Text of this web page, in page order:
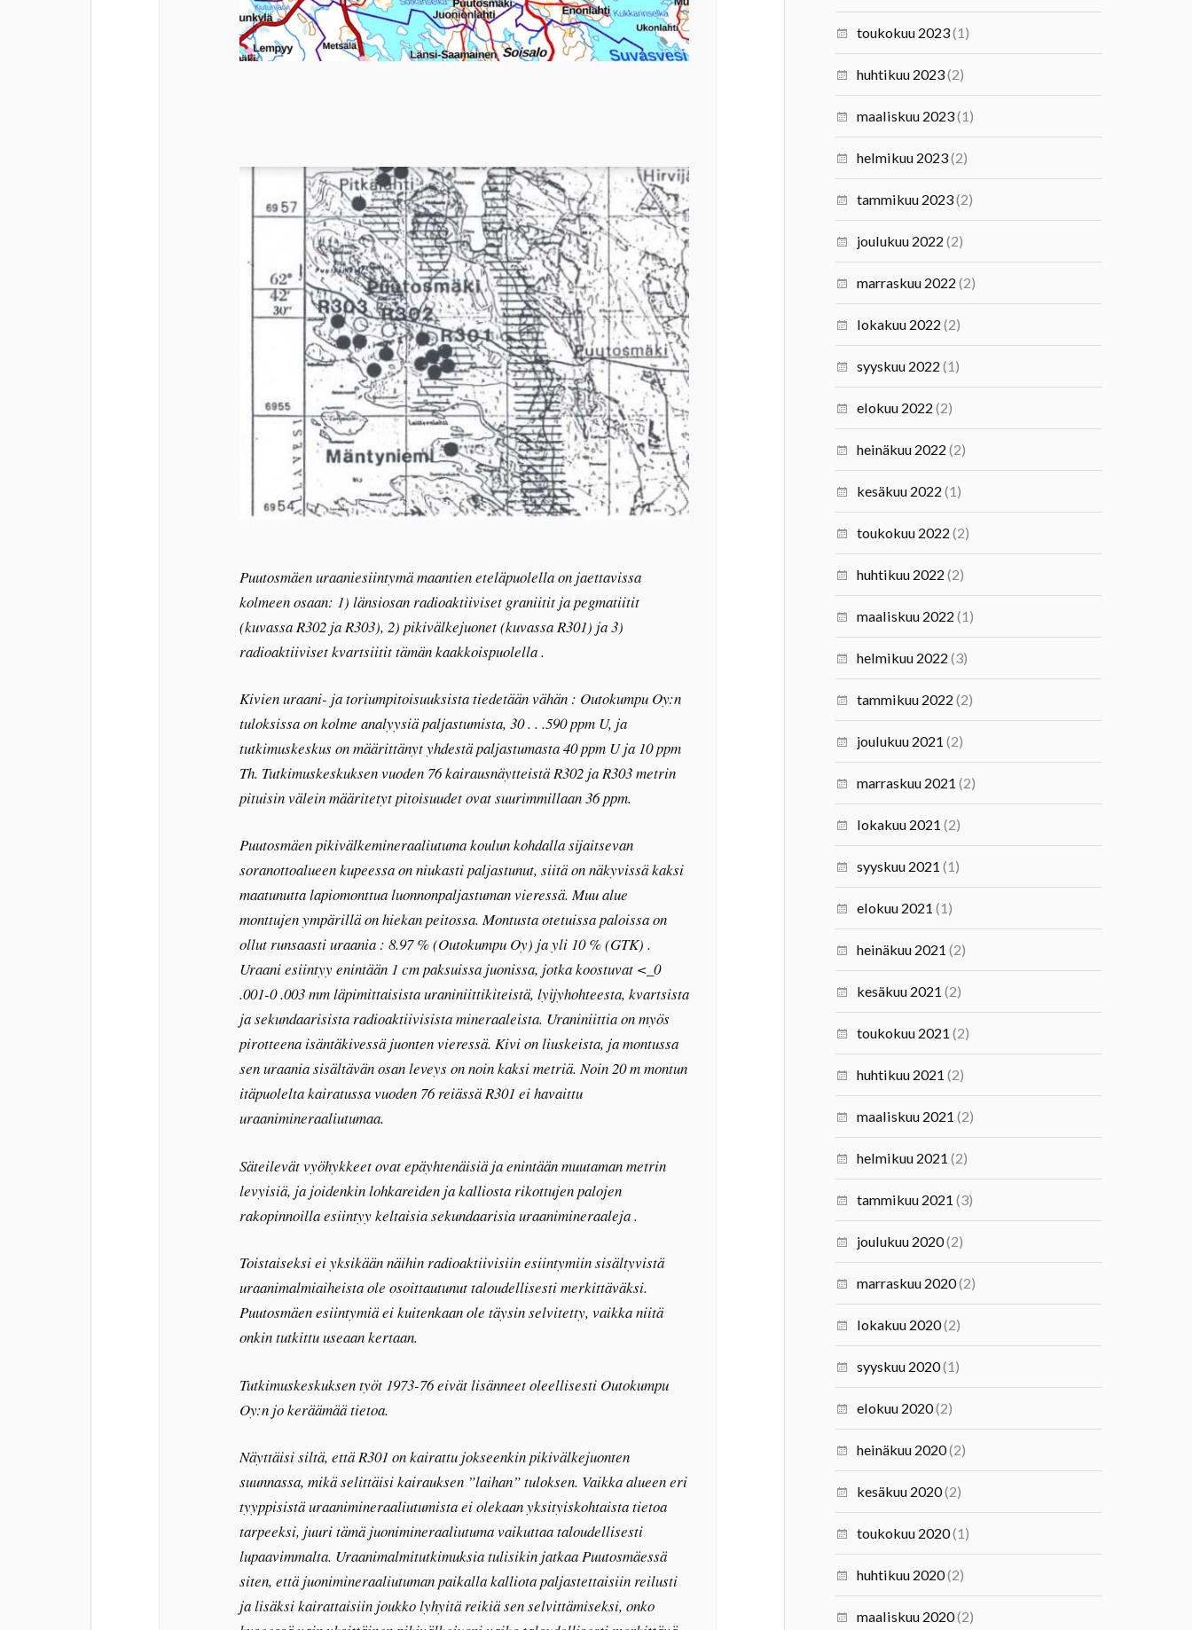
Puutosmäen uraaniesiintymä maantien eteläpuolella on jaettavissa
kolmeen osaan: 1) länsiosan radioaktiiviset graniitit ja pegmatiitit
(kuvassa R302 ja R303), 2) pikivälkejuonet (kuvassa R301) ja 3)
radioaktiiviset kvartsiitit tämän kaakkoispuolella .
Kivien uraani- ja toriumpitoisuuksista tiedetään vähän : Outokumpu Oy:n
tuloksissa on kolme analyysiä paljastumista, 30 . . .590 ppm U, ja
tutkimuskeskus on määrittänyt yhdestä paljastumasta 40 ppm U ja 10 ppm
Th. Tutkimuskeskuksen vuoden 76 kairausnäytteistä R302 ja R303 metrin
pituisin välein määritetyt pitoisuudet ovat suurimmillaan 36 ppm.
Puutosmäen pikivälkemineraaliutuma koulun kohdalla sijaitsevan
soranottoalueen kupeessa on niukasti paljastunut, siitä on näkyvissä kaksi
maatunutta lapiomonttua luonnonpaljastuman vieressä. Muu alue
monttujen ympärillä on hiekan peitossa. Montusta otetuissa paloissa on
ollut runsaasti uraania : 8.97 % (Outokumpu Oy) ja yli 10 % (GTK) .
Uraani esiintyy enintään 1 cm paksuissa juonissa, jotka koostuvat <_0
.001-0 .003 mm läpimittaisista uraniniittikiteistä, lyijyhohteesta, kvartsista
ja sekundaarisista radioaktiivisista mineraaleista. Uraniniittia on myös
pirotteena isäntäkivessä juonten vieressä. Kivi on liuskeista, ja montussa
sen uraania sisältävän osan leveys on noin kaksi metriä. Noin 20 m montun
itäpuolelta kairatussa vuoden 76 reiässä R301 ei havaittu
uraanimineraaliutumaa.
Säteilevät vyöhykkeet ovat epäyhtenäisiä ja enintään muutaman metrin
levyisiä, ja joidenkin lohkareiden ja kalliosta rikottujen palojen
rakopinnoilla esiintyy keltaisia sekundaarisia uraanimineraaleja .
Toistaiseksi ei yksikään näihin radioaktiivisiin esiintymiin sisältyvistä
uraanimalmiaiheista ole osoittautunut taloudellisesti merkittäväksi.
Puutosmäen esiintymiä ei kuitenkaan ole täysin selvitetty, vaikka niitä
onkin tutkittu useaan kertaan.
Tutkimuskeskuksen työt 1973-76 eivät lisänneet oleellisesti Outokumpu
Oy:n jo keräämää tietoa.
Näyttäisi siltä, että R301 on kairattu jokseenkin pikivälkejuonten
suunnassa, mikä selittäisi kairauksen ”laihan” tuloksen. Vaikka alueen eri
tyyppisistä uraanimineraaliutumista ei olekaan yksityiskohtaista tietoa
tarpeeksi, juuri tämä juonimineraaliutuma vaikuttaa taloudellisesti
lupaavimmalta. Uraanimalmitutkimuksia tulisikin jatkaa Puutosmäessä
siten, että juonimineraaliutuman paikalla kalliota paljastettaisiin reilusti
ja lisäksi kairattaisiin joukko lyhyitä reikiä sen selvittämiseksi, onko
toukokuu 2023(1)
huhtikuu 2023(2)
maaliskuu 2023(1)
helmikuu 2023(2)
tammikuu 2023(2)
joulukuu 2022 (2)
marraskuu 2022 (2)
lokakuu 2022 (2)
syyskuu 2022 (1)
elokuu 2022 (2)
heinäkuu 2022 (2)
kesäkuu 2022 (1)
toukokuu 2022 (2)
huhtikuu 2022 (2)
maaliskuu 2022 (1)
helmikuu 2022 (3)
tammikuu 2022 (2)
joulukuu 2021 (2)
marraskuu 2021 (2)
lokakuu 2021 (2)
syyskuu 2021 (1)
elokuu 2021 (1)
heinäkuu 2021 (2)
kesäkuu 2021 (2)
toukokuu 2021 (2)
huhtikuu 2021 (2)
maaliskuu 2021 (2)
helmikuu 2021 (2)
tammikuu 2021 (3)
joulukuu 2020(2)
marraskuu 2020(2)
lokakuu 2020(2)
syyskuu 2020(1)
elokuu 2020(2)
heinäkuu 2020(2)
kesäkuu 2020(2)
toukokuu 2020(1)
huhtikuu 2020(2)
maaliskuu 2020(2)